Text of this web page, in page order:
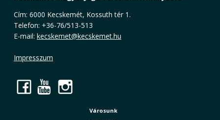
Cím: 6000 Kecskemét, Kossuth tér 1.
Telefon: +36-76/513-513
E-mail: kecskemet@kecskemet.hu
Impresszum
Facebook
YouTube
Városunk